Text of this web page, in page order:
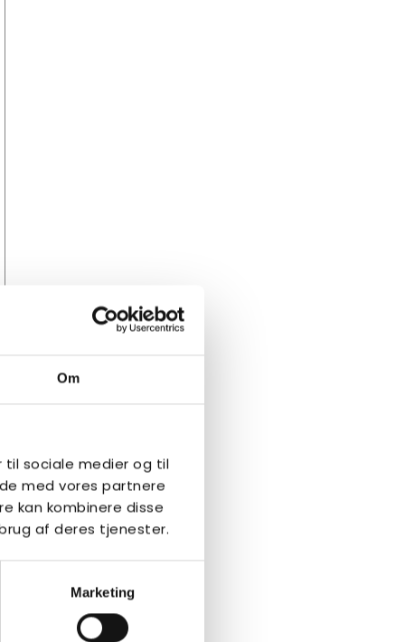
Om
til sociale medier og til
med vores partnere
kan kombinere disse
af deres tjenester.
Marketing